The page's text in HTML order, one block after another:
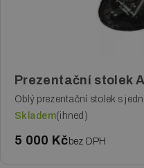
Prezentační stolek
Oblý prezentační stolek s
Skladem(ihned)
5 000 Kčbez DPH